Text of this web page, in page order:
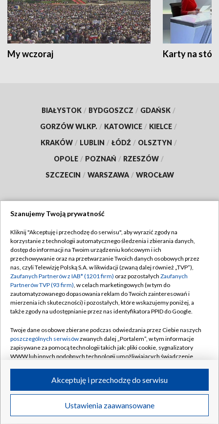
My wczoraj Karty na
BIAŁYSTOK / BYDGOSZCZ / GDAŃSK /
GORZÓW WLKP. / KATOWICE / KIELCE /
KRAKÓW / LUBLIN / ŁÓDŹ / OLSZTYN /
OPOLE / POZNAŃ / RZESZÓW /
SZCZECIN / WARSZAWA / WROCŁAW
TVP
Abonament TVP
Emisja w TVP
Centrum informacji TVP
Naziemna Telewizja Cyfrowa
Rada Programowa
System NOS
Informacje o nadawcy
Program dla prasy
Ogłoszenie przetargowe
Regulamin TVP
Polityka prywatności
Moje zgody
Pomoc
Kontakt
Kanały
©2026 Telewizja Polska S.A. w likwidacji
Szanujemy Twoją prywatność
Kliknij "Akceptuję i przechodzę do serwisu", aby wyrazić zgody na
korzystanie z technologii automatycznego śledzenia i zbierania danych,
dostęp do informacji na Twoim urządzeniu końcowym i ich
przechowywanie oraz na przetwarzanie Twoich danych osobowych przez
nas, czyli Telewizję Polską S.A. w likwidacji (zwaną dalej również „TVP”),
Zaufanych Partnerów z IAB* (1201 firm) oraz pozostałych Zaufanych
Partnerów TVP (93 firm), w celach marketingowych (w tym do
zautomatyzowanego dopasowania reklam do Twoich zainteresowań i
mierzenia ich skuteczności) i pozostałych, które wskazujemy poniżej, a
także zgody na udostępnianie przez nas identyfikatora PPID do Google.
Twoje dane osobowe zbierane podczas odwiedzania przez Ciebie naszych
poszczególnych serwisówzwanych dalej „Portalem”, w tym informacje
zapisywane za pomocą technologii takich jak: pliki cookie, sygnalizatory
WWW lub innych podobnych technologii umożliwiających świadczenie
ruchu w Internecie.
Twoje dane osobowe zbierane podczas odwiedzania przez Ciebie
poszczególnych serwisówna Portalu, takie jak adresy IP, identyfikatory
Ustawienia zaawansowane
Akceptuję i przechodzę do serwisu